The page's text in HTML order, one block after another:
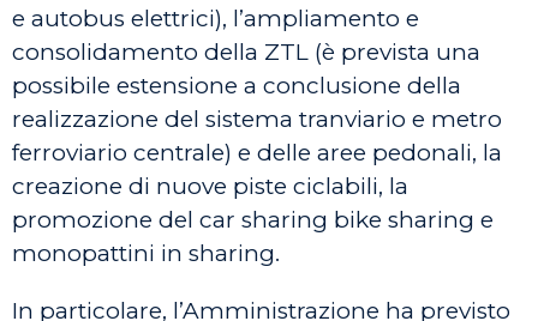
e autobus elettrici), l’ampliamento e
consolidamento della ZTL (è prevista una
possibile estensione a conclusione della
realizzazione del sistema tranviario e metro
ferroviario centrale) e delle aree pedonali, la
creazione di nuove piste ciclabili, la
promozione del car sharing bike sharing e
monopattini in sharing.
In particolare, l’Amministrazione ha previsto